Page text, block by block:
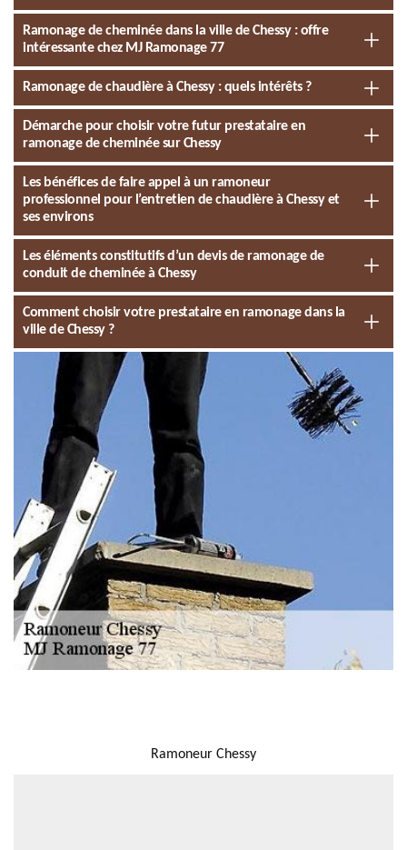
Ramonage de cheminée dans la ville de Chessy : offre
intéressante chez MJ Ramonage 77
Ramonage de chaudière à Chessy : quels intérêts ?
Démarche pour choisir votre futur prestataire en
ramonage de cheminée sur Chessy
Les bénéfices de faire appel à un ramoneur
professionnel pour l’entretien de chaudière à Chessy et
ses environs
Les éléments constitutifs d’un devis de ramonage de
conduit de cheminée à Chessy
Comment choisir votre prestataire en ramonage dans la
ville de Chessy ?
Ramoneur Chessy